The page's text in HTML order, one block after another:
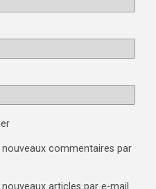
commentaires par
articles par e-mail.